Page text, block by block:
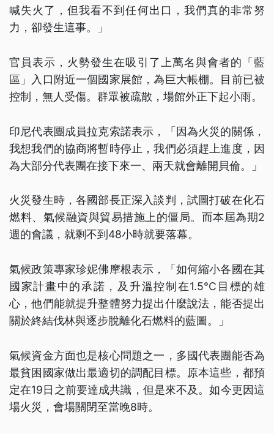
喊失火了，但我看不到任何出口，我們真的非常努
力，卻發生這事。」
官員表示，火勢發生在吸引了上萬名與會者的「藍
區」入口附近一個國家展館，為巨大帳棚。目前已被
控制，無人受傷。群眾被疏散，場館外正下起小雨。
印尼代表團成員拉克索諾表示，「因為火災的關係，
我想我們的協商將暫時停止，我們必須趕上進度，因
為大部分代表團在接下來一、兩天就會離開貝倫。」
火災發生時，各國部長正深入談判，試圖打破在化石
燃料、氣候融資與貿易措施上的僵局。而本屆為期2
週的會議，就剩不到48小時就要落幕。
氣候政策專家珍妮佛摩根表示，「如何縮小各國在其
國家計畫中的承諾，及升溫控制在1.5°C目標的雄
心，他們能就提升整體努力提出什麼說法，能否提出
關於終結伐林與逐步脫離化石燃料的藍圖。」
氣候資金方面也是核心問題之一，多國代表團能否為
最貧困國家做出最適切的調配目標。原本這些，都預
定在19日之前要達成共識，但是來不及。如今更因這
場火災，會場關閉至當晚8時。